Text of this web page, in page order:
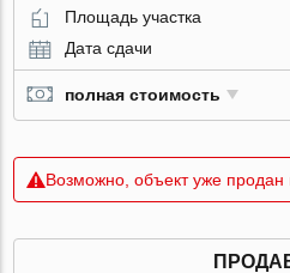
Площадь участка
Дата сдачи
полная стоимость
Возможно, объект уже продан